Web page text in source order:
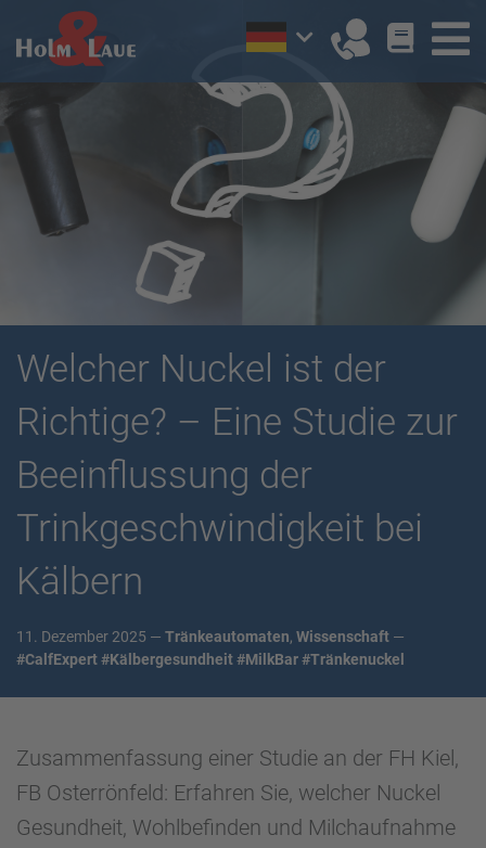
Welcher Nuckel ist der
Richtige? – Eine Studie zur
Beeinflussung der
Trinkgeschwindigkeit bei
Kälbern
11. Dezember 2025 — Tränkeautomaten, Wissenschaft —
#CalfExpert#Kälbergesundheit#MilkBar#Tränkenuckel
Zusammenfassung einer Studie an der FH Kiel,
FB Osterrönfeld: Erfahren Sie, welcher Nuckel
Gesundheit, Wohlbefinden und Milchaufnahme